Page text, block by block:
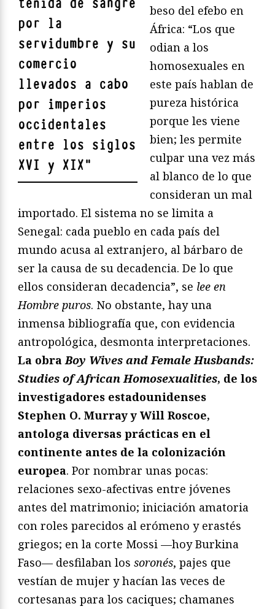
por la
servidumbre y su
comercio
llevados a cabo
por imperios
occidentales
entre los siglos
XVI y XIX"
beso del efebo en
África: “Los que
odian a los
homosexuales en
este país hablan de
pureza histórica
porque les viene
bien; les permite
culpar una vez más
al blanco de lo que
consideran un mal
importado. El sistema no se limita a
Senegal: cada pueblo en cada país del
mundo acusa al extranjero, al bárbaro de
ser la causa de su decadencia. De lo que
ellos consideran decadencia”, se lee en
Hombre puros. No obstante, hay una
inmensa bibliografía que, con evidencia
antropológica, desmonta interpretaciones.
La obraBoy Wives and Female Husbands:
Studies of African Homosexualities, de los
investigadores estadounidenses
Stephen O. Murray y Will Roscoe,
antologa diversas prácticas en el
continente antes de la colonización
europea. Por nombrar unas pocas:
relaciones sexo-afectivas entre jóvenes
antes del matrimonio; iniciación amatoria
con roles parecidos al erómeno y erastés
griegos; en la corte Mossi —hoy Burkina
Faso— desfilaban los soronés, pajes que
vestían de mujer y hacían las veces de
cortesanas para los caciques; chamanes